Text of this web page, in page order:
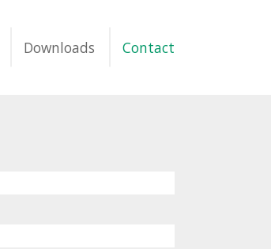
Downloads Contact